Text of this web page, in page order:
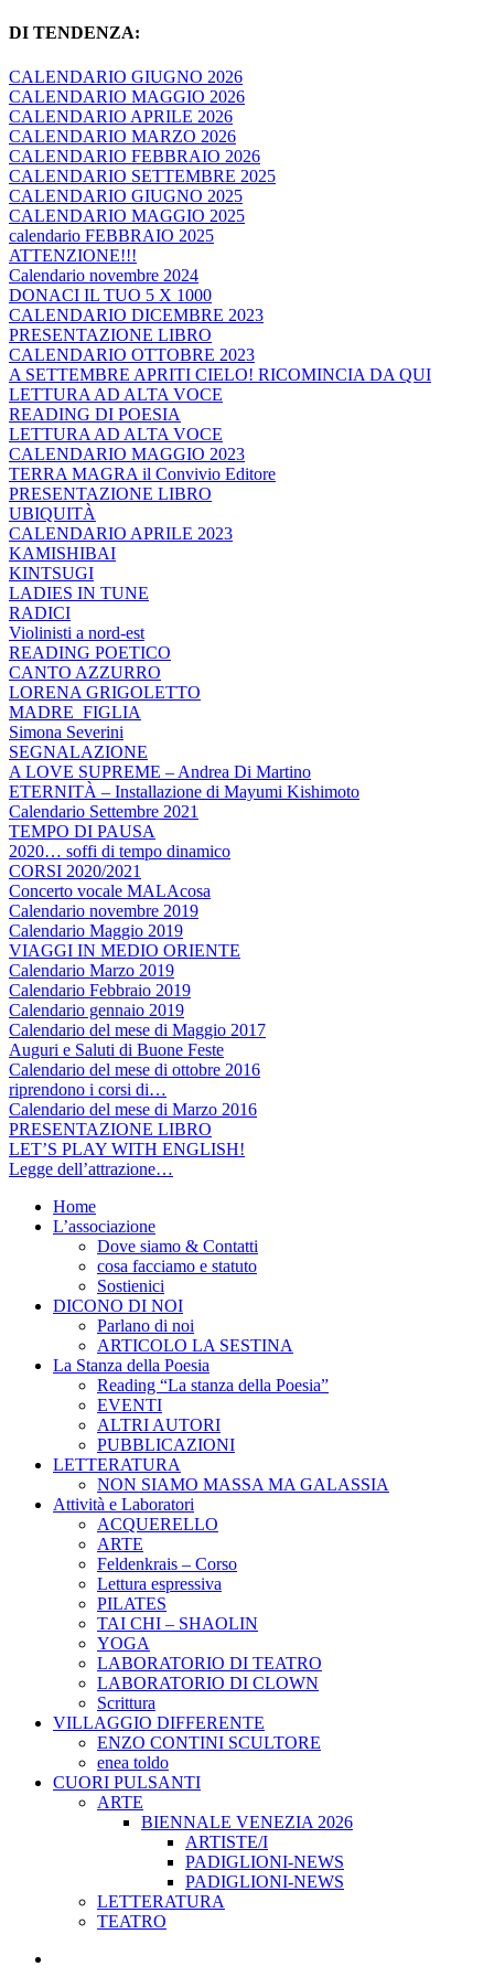
DI TENDENZA:
CALENDARIO GIUGNO 2026
CALENDARIO MAGGIO 2026
CALENDARIO APRILE 2026
CALENDARIO MARZO 2026
CALENDARIO FEBBRAIO 2026
CALENDARIO SETTEMBRE 2025
CALENDARIO GIUGNO 2025
CALENDARIO MAGGIO 2025
calendario FEBBRAIO 2025
ATTENZIONE!!!
Calendario novembre 2024
DONACI IL TUO 5 X 1000
CALENDARIO DICEMBRE 2023
PRESENTAZIONE LIBRO
CALENDARIO OTTOBRE 2023
A SETTEMBRE APRITI CIELO! RICOMINCIA DA QUI
LETTURA AD ALTA VOCE
READING DI POESIA
LETTURA AD ALTA VOCE
CALENDARIO MAGGIO 2023
TERRA MAGRA il Convivio Editore
PRESENTAZIONE LIBRO
UBIQUITÀ
CALENDARIO APRILE 2023
KAMISHIBAI
KINTSUGI
LADIES IN TUNE
RADICI
Violinisti a nord-est
READING POETICO
CANTO AZZURRO
LORENA GRIGOLETTO
MADRE_FIGLIA
Simona Severini
SEGNALAZIONE
A LOVE SUPREME – Andrea Di Martino
ETERNITÀ – Installazione di Mayumi Kishimoto
Calendario Settembre 2021
TEMPO DI PAUSA
2020… soffi di tempo dinamico
CORSI 2020/2021
Concerto vocale MALAcosa
Calendario novembre 2019
Calendario Maggio 2019
VIAGGI IN MEDIO ORIENTE
Calendario Marzo 2019
Calendario Febbraio 2019
Calendario gennaio 2019
Calendario del mese di Maggio 2017
Auguri e Saluti di Buone Feste
Calendario del mese di ottobre 2016
riprendono i corsi di…
Calendario del mese di Marzo 2016
PRESENTAZIONE LIBRO
LET’S PLAY WITH ENGLISH!
Legge dell’attrazione…
Home
L’associazione
Dove siamo & Contatti
cosa facciamo e statuto
Sostienici
DICONO DI NOI
Parlano di noi
ARTICOLO LA SESTINA
La Stanza della Poesia
Reading “La stanza della Poesia”
EVENTI
ALTRI AUTORI
PUBBLICAZIONI
LETTERATURA
NON SIAMO MASSA MA GALASSIA
Attività e Laboratori
ACQUERELLO
ARTE
Feldenkrais – Corso
Lettura espressiva
PILATES
TAI CHI – SHAOLIN
YOGA
LABORATORIO DI TEATRO
LABORATORIO DI CLOWN
Scrittura
VILLAGGIO DIFFERENTE
ENZO CONTINI SCULTORE
enea toldo
CUORI PULSANTI
ARTE
BIENNALE VENEZIA 2026
ARTISTE/I
PADIGLIONI-NEWS
PADIGLIONI-NEWS
LETTERATURA
TEATRO